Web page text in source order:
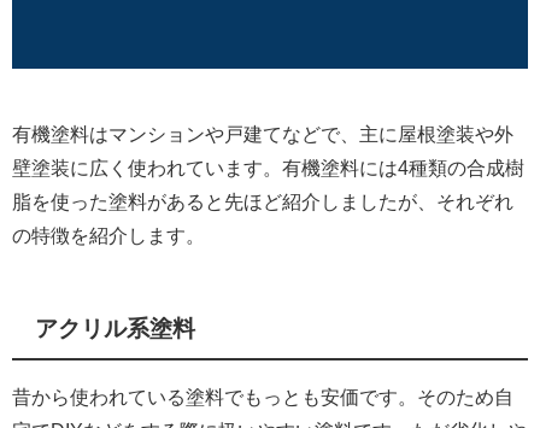
有機塗料はマンションや戸建てなどで、主に屋根塗装や外
壁塗装に広く使われています。有機塗料には4種類の合成樹
脂を使った塗料があると先ほど紹介しましたが、それぞれ
の特徴を紹介します。
アクリル系塗料
昔から使われている塗料でもっとも安価です。そのため自